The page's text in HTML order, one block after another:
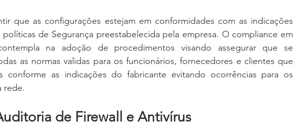
que as configurações estejam em conformidades com as indicações
de Segurança preestabelecida pela empresa. O compliance em
na adoção de procedimentos visando assegurar que se
as normas validas para os funcionários, fornecedores e clientes que
conforme as indicações do fabricante evitando ocorrências para os
rede.
de Firewall e Antivírus